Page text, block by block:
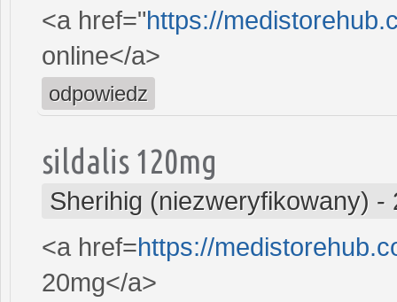
<a href="https://
online</a>
odpowiedz
sildalis 120mg
Sherihig (niezweryfikowany) -
<a href=https://
20mg</a>